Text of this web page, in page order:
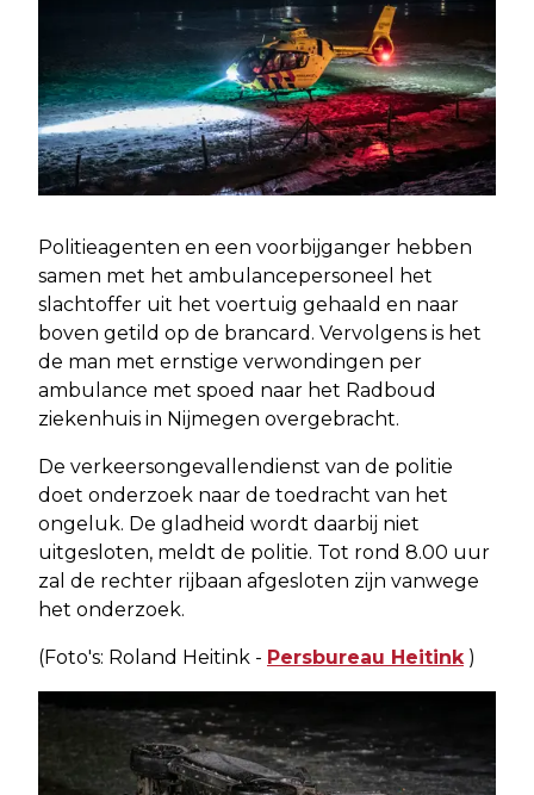
Politieagenten en een voorbijganger hebben
samen met het ambulancepersoneel het
slachtoffer uit het voertuig gehaald en naar
boven getild op de brancard. Vervolgens is het
de man met ernstige verwondingen per
ambulance met spoed naar het Radboud
ziekenhuis in Nijmegen overgebracht.
De verkeersongevallendienst van de politie
doet onderzoek naar de toedracht van het
ongeluk. De gladheid wordt daarbij niet
uitgesloten, meldt de politie. Tot rond 8.00 uur
zal de rechter rijbaan afgesloten zijn vanwege
het onderzoek.
(Foto's: Roland Heitink - Persbureau Heitink)